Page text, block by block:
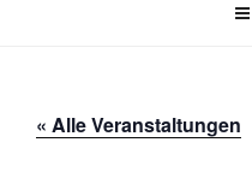
« Alle Veranstaltungen